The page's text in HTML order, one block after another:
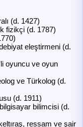
(d. 1427)
fizikçi (d. 1787)
eleştirmeni (d.
oyuncu ve oyun
ve Türkolog (d.
(d. 1911)
bilimcisi (d.
ressam ve şair